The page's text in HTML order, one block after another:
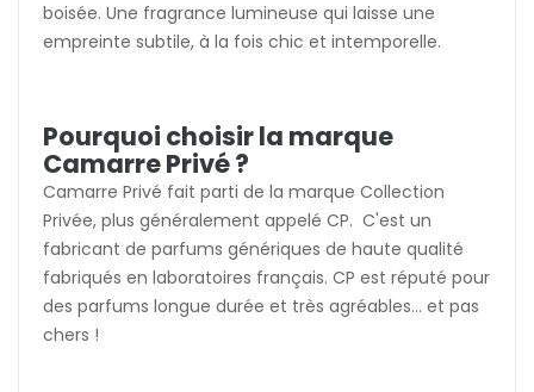
boisée. Une fragrance lumineuse qui laisse une
empreinte subtile, à la fois chic et intemporelle.
Pourquoi choisir la marque
Camarre Privé ?
Camarre Privé fait parti de la marque Collection
Privée, plus généralement appelé CP. C'est un
fabricant de parfums génériques de haute qualité
fabriqués en laboratoires français. CP est réputé pour
des parfums longue durée et très agréables... et pas
chers !